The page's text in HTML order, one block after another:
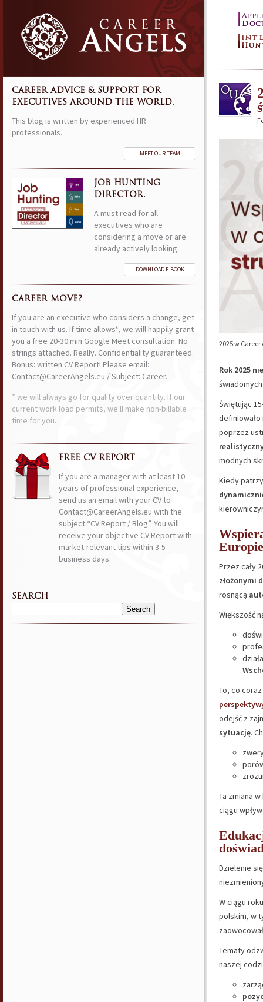
2025 w
Rok 2025
Świętując
poprzez
modnych
Kiedy
Europie
Przez cały
złożonymi
rosnącą
Większość
To, co
odejść z
sytuację.
Ta zmiana
ciągu
Dzielenie
W ciągu
polskim, w
Tematy
naszej
CAREER ADVICE & SUPPORT FOR
EXECUTIVES AROUND THE WORLD.
This blog is written by experienced HR
professionals.
MEET OUR TEAM
JOB HUNTING
DIRECTOR.
A must read for all
executives who are
considering a move or are
already actively looking.
DOWNLOAD E-BOOK
CAREER MOVE?
If you are an executive who considers a change, get
in touch with us. If time allows*, we will happily grant
you a free 20-30 min Google Meet consultation. No
strings attached. Really. Confidentiality guaranteed.
Bonus: written CV Report! Please email:
Contact@CareerAngels.eu / Subject: Career.
* we will always go for quality over quantity. If our
current work load permits, we'll make non-billable
time for you.
FREE CV REPORT
If you are a manager with at least 10
years of professional experience,
send us an email with your CV to
Contact@CareerAngels.eu with the
subject “CV Report / Blog”. You will
receive your objective CV Report with
market-relevant tips within 3-5
business days.
SEARCH
Search
for: